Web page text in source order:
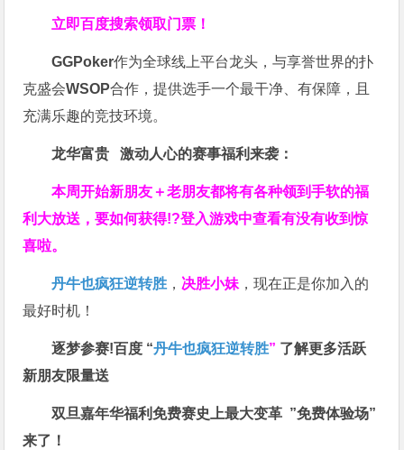
立即百度搜索领取门票！
GGPoker作为全球线上平台龙头，与享誉世界的扑
克盛会WSOP合作，提供选手一个最干净、有保障，且
充满乐趣的竞技环境。
龙华富贵 激动人心的赛事福利来袭：
本周开始新朋友＋老朋友都将有各种领到手软的福
利大放送，要如何获得!?登入游戏中查看有没有收到惊
喜啦。
丹牛也疯狂逆转胜 ， 决胜小妹 ，现在正是你加入的
最好时机！
逐梦参赛!百度 “丹牛也疯狂逆转胜” 了解更多活跃
新朋友限量送
双旦嘉年华福利免费赛史上最大变革 ”免费体验场”
来了！